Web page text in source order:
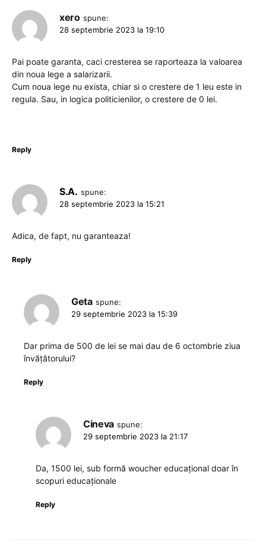
xero spune:
28 septembrie 2023 la 19:10
Pai poate garanta, caci cresterea se raporteaza la valoarea
din noua lege a salarizarii.
Cum noua lege nu exista, chiar si o crestere de 1 leu este in
regula. Sau, in logica politicienilor, o crestere de 0 lei.
Reply
S.A. spune:
28 septembrie 2023 la 15:21
Adica, de fapt, nu garanteaza!
Reply
Geta spune:
29 septembrie 2023 la 15:39
Dar prima de 500 de lei se mai dau de 6 octombrie ziua
învățătorului?
Reply
Cineva spune:
29 septembrie 2023 la 21:17
Da, 1500 lei, sub formă woucher educațional doar în
scopuri educaționale
Reply